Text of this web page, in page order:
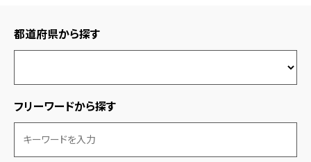
都道府県から探す
フリーワードから探す